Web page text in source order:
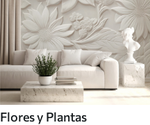
Flores y Plantas